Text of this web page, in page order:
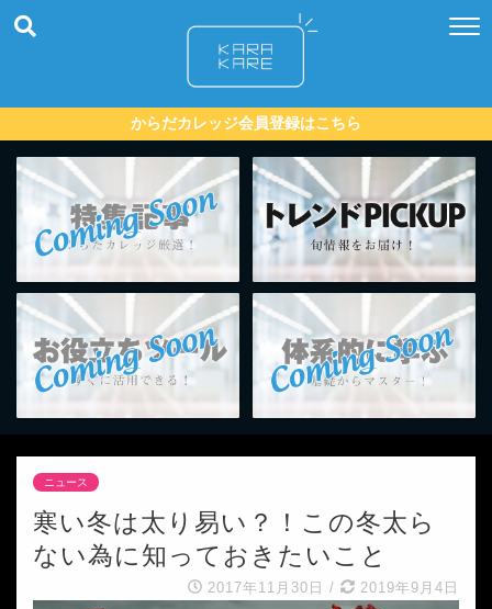
からだカレッジ会員登録はこちら
ニュース
寒い冬は太り易い？！この冬太ら
ない為に知っておきたいこと
2017年11月30日 / 2019年9月4日